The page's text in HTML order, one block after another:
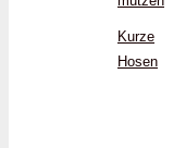
Kurze
Hosen